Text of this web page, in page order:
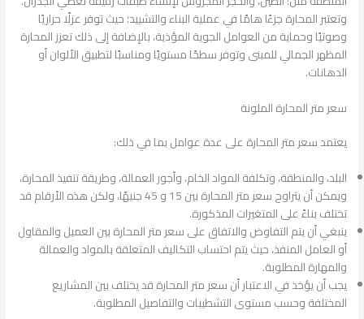
وتعتبر المحارة جزءًا هامًا في عملية البناء والتشييد؛ حيث توفر عزلًا حراريًا
وصوتيًا وحماية من العوامل الجوية المؤذية، بالإضافة إلى ذلك تعزز المحارة
المظهر الجمالي للمبنى وتوفر سطحًا مستويًا ومناسبًا لتطبيق الألوان أو
الدهانات.
سعر متر المحارة الملونة
يعتمد سعر متر المحارة على عدة عوامل بما في ذلك:
البلد، والمنطقة، وتكلفة المواد الخام، وأجور العمالة، وطريقة تنفيذ المحارة،
ويمكن أن يتراوح سعر متر المحارة بين 15 و 45 جنيهًا، ولكن هذه الأرقام قد
تختلف بناءً على المتغيرات المذكورة.
ينبغي أن يتم التفاوض والاتفاق على سعر متر المحارة بين العميل والمقاول
أو العامل المنفذ، حيث يتم احتساب التكاليف المتعلقة بالمواد والعمالة
والمهارة المطلوبة.
يجب أن يؤخذ في الاعتبار أن سعر متر المحارة قد يختلف بين المشاريع
المختلفة وحسب مستوى التشطيبات والتفاصيل المطلوبة.